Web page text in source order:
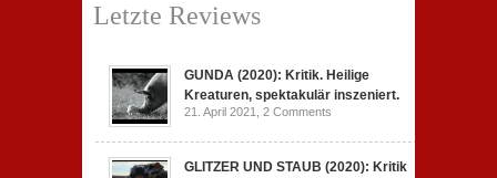
Letzte Reviews
GUNDA (2020): Kritik. Heilige
Kreaturen, spektakulär inszeniert.
21. April 2021, 2 Comments
GLITZER UND STAUB (2020): Kritik